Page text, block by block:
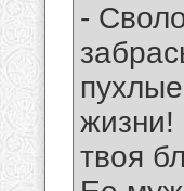
-
жизни!
твоя